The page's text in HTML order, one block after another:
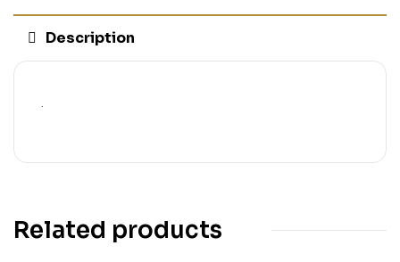
Description
.
Related products